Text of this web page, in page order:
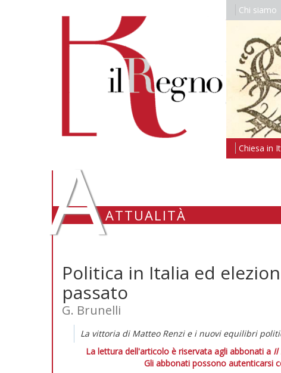
Chi siamo
Chiesa in
AATTUALITÀ
Politica in Italia ed
passato
G. Brunelli
La vittoria di Matteo Renzi e i nuovi equilibri
La lettura dell'articolo è riservata agli abbonati a Il
Gli abbonati possono autenticarsi